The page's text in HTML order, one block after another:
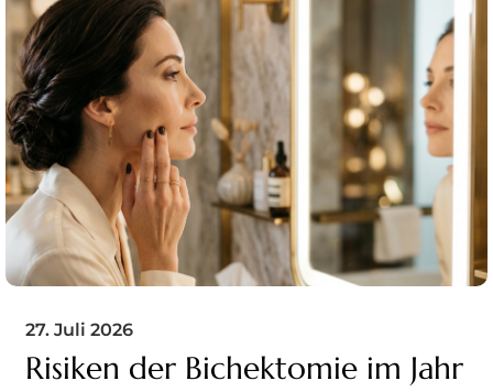
27. Juli 2026
Risiken der Bichektomie im Jahr